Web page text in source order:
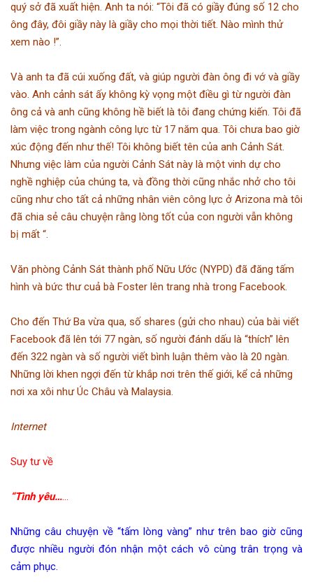
quý sở đã xuất hiện. Anh ta nói: “Tôi đã có giầy đúng số 12 cho
ông đây, đôi giầy này là giầy cho mọi thời tiết. Nào mình thử
xem nào !”.
Và anh ta đã cúi xuống đất, và giúp người đàn ông đi vớ và giầy
vào. Anh cảnh sát ấy không kỳ vọng một điều gì từ người đàn
ông cả và anh cũng không hề biết là tôi đang chứng kiến. Tôi đã
làm việc trong ngành công lực từ 17 năm qua. Tôi chưa bao giờ
xúc động đến như thế! Tôi không biết tên của anh Cảnh Sát.
Nhưng việc làm của người Cảnh Sát này là một vinh dự cho
nghề nghiệp của chúng ta, và đồng thời cũng nhắc nhở cho tôi
cũng như cho tất cả những nhân viên công lực ở Arizona mà tôi
đã chia sẻ câu chuyện rằng lòng tốt của con người vẫn không
bị mất “.
Văn phòng Cảnh Sát thành phố Nữu Ước (NYPD) đã đăng tấm
hình và bức thư cuả bà Foster lên trang nhà trong Facebook.
Cho đến Thứ Ba vừa qua, số shares (gửi cho nhau) của bài viết
Facebook đã lên tới 77 ngàn, số người đánh dấu là “thích” lên
đến 322 ngàn và số người viết bình luận thêm vào là 20 ngàn.
Những lời khen ngợi đến từ khắp nơi trên thế giới, kể cả những
nơi xa xôi như Úc Châu và Malaysia.
Internet
Suy tư về
“Tình yêu……
Những câu chuyện về “tấm lòng vàng” như trên bao giờ cũng
được nhiều người đón nhận một cách vô cùng trân trọng và
cảm phục.